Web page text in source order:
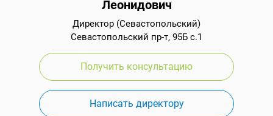
Леонидович
Директор (Севастопольский)
Севастопольский пр-т, 95Б с.1
Получить консультацию
Написать директору